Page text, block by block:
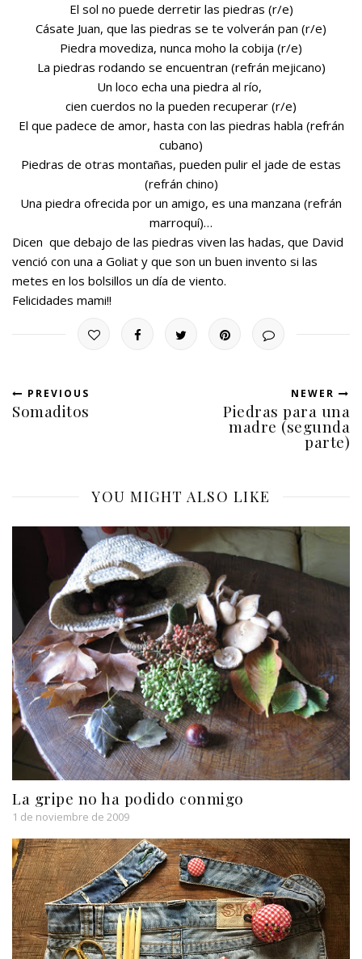
El sol no puede derretir las piedras (r/e)
Cásate Juan, que las piedras se te volverán pan (r/e)
Piedra movediza, nunca moho la cobija (r/e)
La piedras rodando se encuentran (refrán mejicano)
Un loco echa una piedra al río,
cien cuerdos no la pueden recuperar (r/e)
El que padece de amor, hasta con las piedras habla (refrán
cubano)
Piedras de otras montañas, pueden pulir el jade de estas
(refrán chino)
Una piedra ofrecida por un amigo, es una manzana (refrán
marroquí)…
Dicen que debajo de las piedras viven las hadas, que David
venció con una a Goliat y que son un buen invento si las
metes en los bolsillos un día de viento.
Felicidades mami!!
PREVIOUS
Somaditos
NEWER
Piedras para una
madre (segunda
parte)
YOU MIGHT ALSO LIKE
La gripe no ha podido conmigo
1 de noviembre de 2009